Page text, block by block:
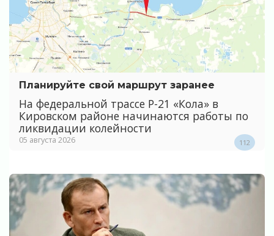
Планируйте свой маршрут заранее
На федеральной трассе Р-21 «Кола» в
Кировском районе начинаются работы по
ликвидации колейности
05 августа 2026 112